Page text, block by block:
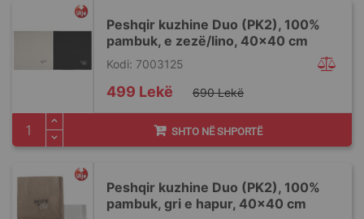
Peshqir kuzhine Duo (PK2), 100%
pambuk, e zezë/lino, 40x40 cm
Kodi: 7003125
Special
Price
499 Lekë 690 Lekë
SHTO NË SHPORTË
Peshqir kuzhine Duo (PK2), 100%
pambuk, gri e hapur, 40x40 cm